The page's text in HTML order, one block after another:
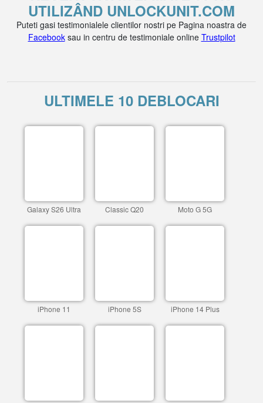
UTILIZÂND UNLOCKUNIT.COM
Puteti gasi testimonialele clientilor nostri pe Pagina noastra de
Facebooksau in centru de testimoniale online Trustpilot
ULTIMELE 10 DEBLOCARI
Galaxy S26 Ultra Classic Q20 Moto G 5G
iPhone 11 iPhone 5S iPhone 14 Plus